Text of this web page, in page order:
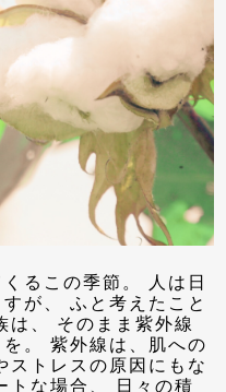
るこの季節。 人は日
が、 ふと考えたこと
は、 そのまま紫外線
。 紫外線は、肌への
ストレスの原因にもな
トな場合、 日々の積